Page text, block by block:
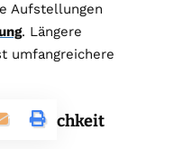
Aufstellungen
. Längere
umfangreichere